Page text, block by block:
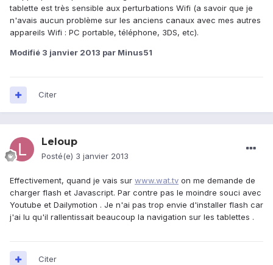
tablette est très sensible aux perturbations Wifi (a savoir que je
n'avais aucun problème sur les anciens canaux avec mes autres
appareils Wifi : PC portable, téléphone, 3DS, etc).
Modifié 3 janvier 2013 par Minus51
Citer
Leloup
Posté(e) 3 janvier 2013
Effectivement, quand je vais sur www.wat.tv on me demande de
charger flash et Javascript. Par contre pas le moindre souci avec
Youtube et Dailymotion . Je n'ai pas trop envie d'installer flash car
j'ai lu qu'il rallentissait beaucoup la navigation sur les tablettes .
Citer